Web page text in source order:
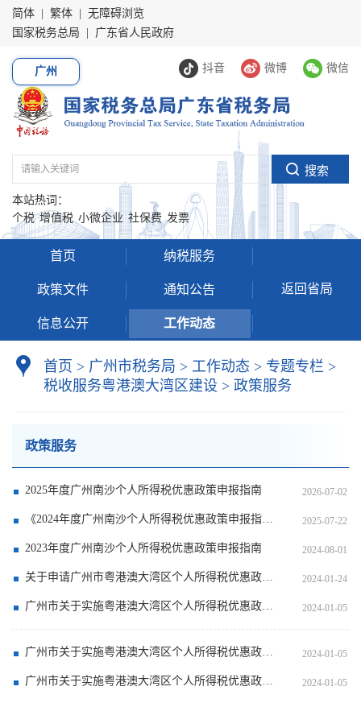
简体 繁体
无障碍浏览
国家税务总局
广东省人民政府
抖音 微博 微信
广州
本站热词：
个税 增值税 小微企业 社保费 发票
首页 纳税服务
政策文件 通知公告
信息公开 工作动态
返回省局
首页 > 广州市税务局 > 工作动态 > 专题专栏 >
税收服务粤港澳大湾区建设 > 政策服务
政策服务
2025年度广州南沙个人所得税优惠政策申报指南 2026-07-02
《2024年度广州南沙个人所得税优惠政策申报指南》来啦！ 2025-07-22
2023年度广州南沙个人所得税优惠政策申报指南 2024-08-01
关于申请广州市粤港澳大湾区个人所得税优惠政策财政补贴（2023年）的补充指南 2024-01-24
广州市关于实施粤港澳大湾区个人所得税优惠政策财政补贴管理办法（2023年修订）中韩译本 2024-01-05
广州市关于实施粤港澳大湾区个人所得税优惠政策财政补贴管理办法（2023年修订）中日译本 2024-01-05
广州市关于实施粤港澳大湾区个人所得税优惠政策财政补贴管理办法（2023年修订）中英译本 2024-01-05